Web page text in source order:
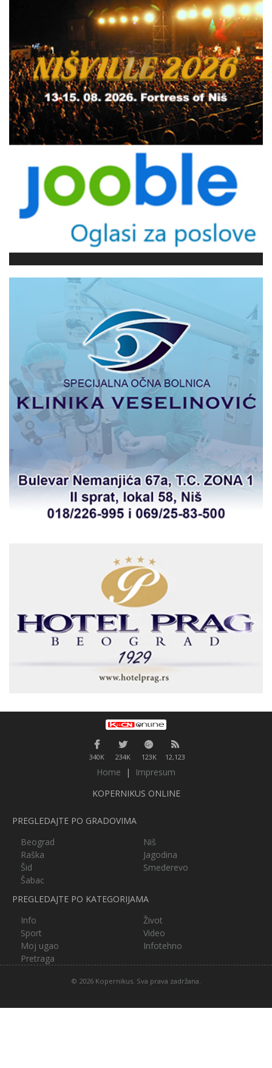
340K 234K 123K 12,123
Home |
Impresum
KOPERNIKUS ONLINE
PREGLEDAJTE PO GRADOVIMA
Beograd
Niš
Raška
Jagodina
Šid
Smederevo
Šabac
PREGLEDAJTE PO KATEGORIJAMA
Info
Život
Sport
Video
Moj ugao
Infotehno
Pretraga
© 2026 Kopernikus. Sva prava zadržana.